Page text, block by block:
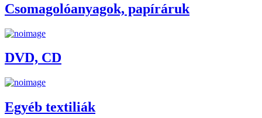
Csomagolóanyagok, papíráruk
DVD, CD
Egyéb textiliák